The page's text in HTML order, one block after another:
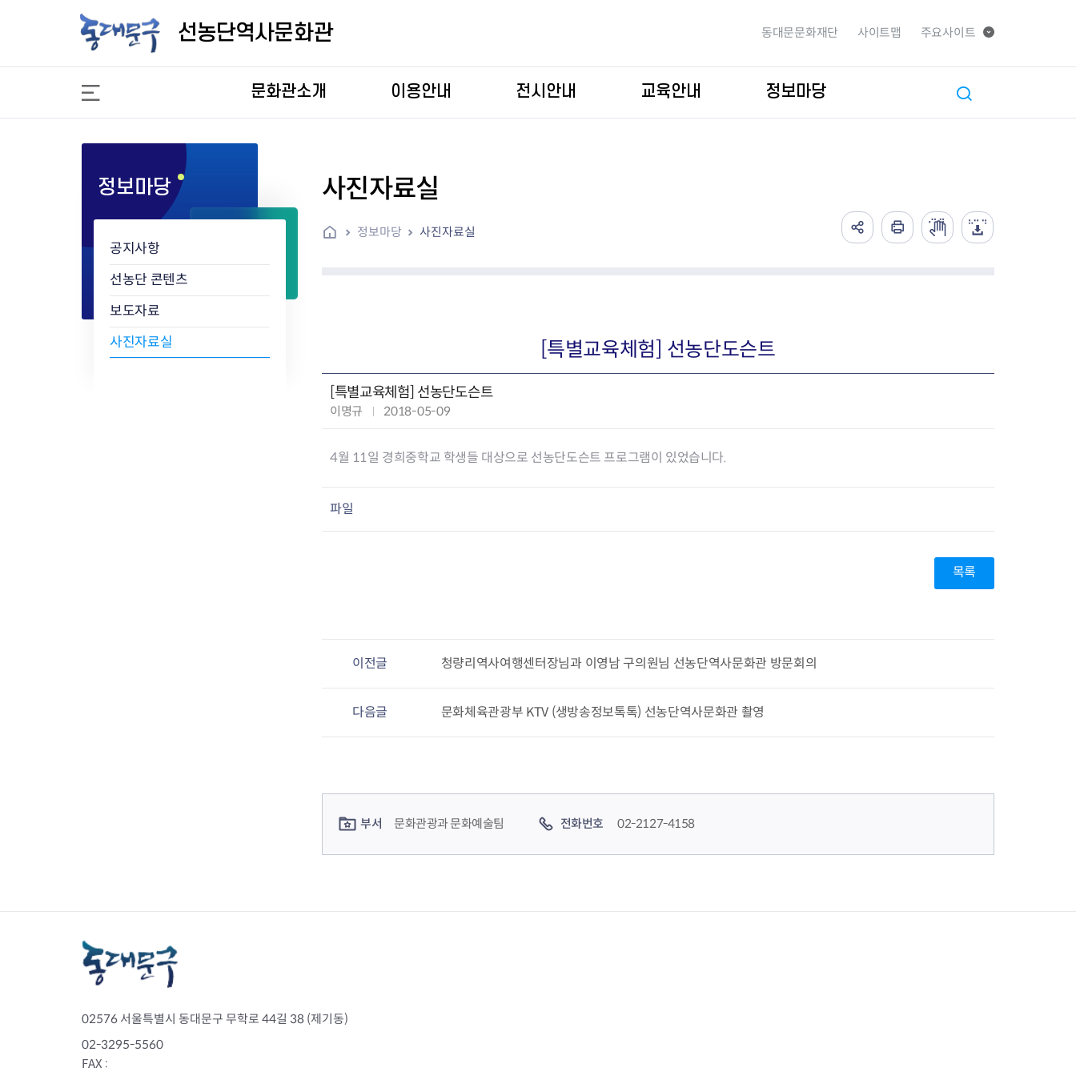
역
선농단역사문화관 동대문문화재단 사이트맵 주요사이트
문화관소개 이용안내 전시안내 교육안내 정보마당
정보마당
공지사항
선농단 콘텐츠
보도자료
사진자료실
사진자료실
홈 정보마당 사진자료실
[특별교육체험] 선농단도슨트
[특별교육체험] 선농단도슨트
작
성
:
이명규
작
성
:
2018-05-09
4월 11일 경희중학교 학생들 대상으로 선농단도슨트 프로그램이 있었습니다.
파일
목록
이전글 청량리역사여행센터장님과 이영남 구의원님 선농단역사문화관 방문회의
다음글 문화체육관광부 KTV (생방송정보톡톡) 선농단역사문화관 촬영
부서 문화관광과 문화예술팀 전화번호 02-2127-4158
02576 서울특별시 동대문구 무학로 44길 38 (제기동)
02-3295-5560
FAX :